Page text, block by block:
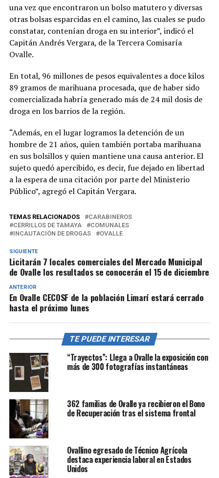
una vez que encontraron un bolso matutero y diversas
otras bolsas esparcidas en el camino, las cuales se pudo
constatar, contenían droga en su interior”, indicó el
Capitán Andrés Vergara, de la Tercera Comisaría
Ovalle.
En total, 96 millones de pesos equivalentes a doce kilos
89 gramos de marihuana procesada, que de haber sido
comercializada habría generado más de 24 mil dosis de
droga en los barrios de la región.
“Además, en el lugar logramos la detención de un
hombre de 21 años, quien también portaba marihuana
en sus bolsillos y quien mantiene una causa anterior. El
sujeto quedó apercibido, es decir, fue dejado en libertad
a la espera de una citación por parte del Ministerio
Público”, agregó el Capitán Vergara.
TEMAS RELACIONADOS
CARABINEROS
CERRILLOS DE TAMAYA
COMUNALES
INCAUTACIÓN DE DROGAS
OVALLE
SIGUIENTE
Licitarán 7 locales comerciales del Mercado Municipal
de Ovalle los resultados se conocerán el 15 de diciembre
ANTERIOR
En Ovalle CECOSF de la población Limarí estará cerrado
hasta el próximo lunes
TE PUEDE INTERESAR
“Trayectos”: Llega a Ovalle la exposición con
más de 300 fotografías instantáneas
362 familias de Ovalle ya recibieron el Bono
de Recuperación tras el sistema frontal
Ovallino egresado de Técnico Agrícola
destaca experiencia laboral en Estados
Unidos